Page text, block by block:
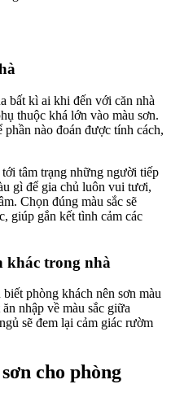
bất kì ai khi đến với căn nhà
thuộc khá lớn vào màu sơn.
nào đoán được tính cách,
tâm trạng những người tiếp
gì để gia chủ luôn vui tươi,
Chọn đúng màu sắc sẽ
giúp gắn kết tình cảm các
khác trong nhà
phòng khách nên sơn màu
nhập về màu sắc giữa
sẽ đem lại cảm giác rườm
cho phòng